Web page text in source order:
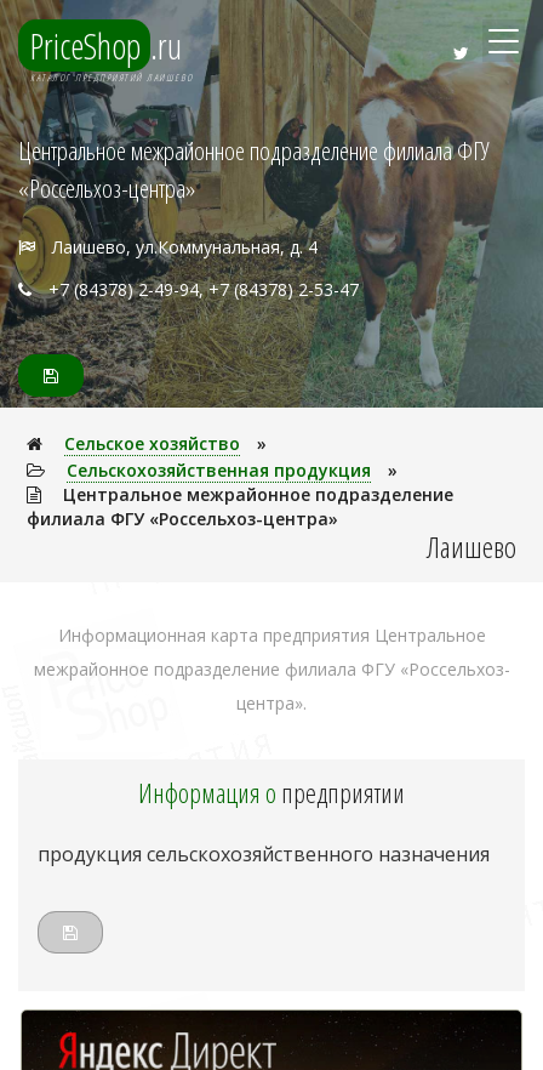
PriceShop .ru
КАТАЛОГ ПРЕДПРИЯТИЙ ЛАИШЕВО
Центральное межрайонное подразделение филиала ФГУ
«Россельхоз-центра»
Лаишево, ул.Коммунальная, д. 4
+7 (84378) 2-49-94, +7 (84378) 2-53-47
Сельское хозяйство
»
Сельскохозяйственная продукция
»
Центральное межрайонное подразделение
филиала ФГУ «Россельхоз-центра»
Лаишево
Информационная карта предприятия Центральное
межрайонное подразделение филиала ФГУ «Россельхоз-
центра».
Информация опредприятии
продукция сельскохозяйственного назначения